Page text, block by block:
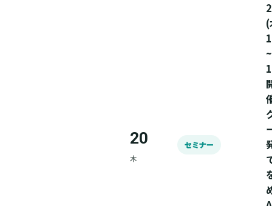
20
木
セミナー
~